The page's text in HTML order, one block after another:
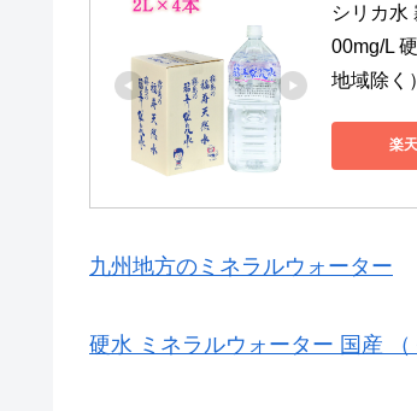
シリカ水
00mg/L
地域除く
楽
九州地方のミネラルウォーター
硬水 ミネラルウォーター 国産 （